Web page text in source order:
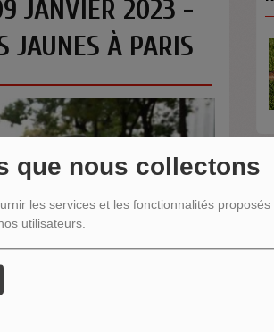
que nous collectons
les services et les fonctionnalités
utilisateurs.
JANVIER 2023 -
JAUNES À PARIS